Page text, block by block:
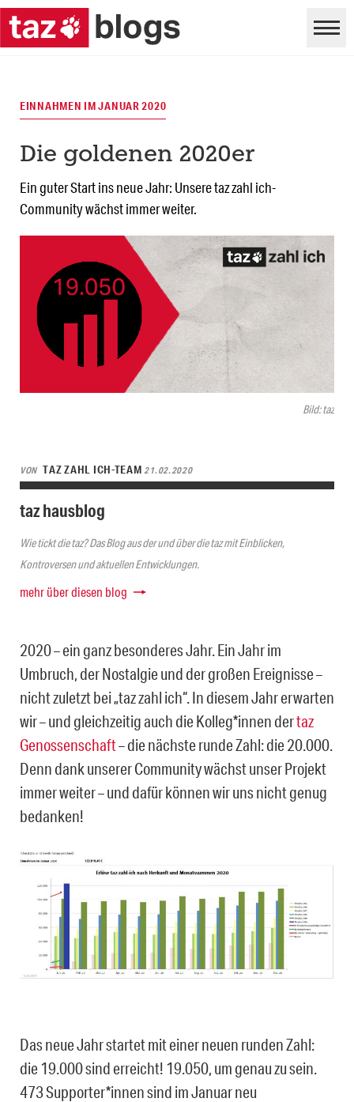
Bild: taz
EINNAHMEN IM JANUAR 2020
Die goldenen 2020er
Ein guter Start ins neue Jahr: Unsere taz zahl ich-
Community wächst immer weiter.
VON TAZ ZAHL ICH-TEAM21.02.2020
taz hausblog
Wie tickt die taz? Das Blog aus der und über die taz mit Einblicken,
Kontroversen und aktuellen Entwicklungen.
mehr über diesen blog
2020 – ein ganz besonderes Jahr. Ein Jahr im
Umbruch, der Nostalgie und der großen Ereignisse –
nicht zuletzt bei „taz zahl ich“. In diesem Jahr erwarten
wir – und gleichzeitig auch die Kolleg*innen dertaz
Genossenschaft– die nächste runde Zahl: die 20.000.
Denn dank unserer Community wächst unser Projekt
immer weiter – und dafür können wir uns nicht genug
bedanken!
Das neue Jahr startet mit einer neuen runden Zahl:
die 19.000 sind erreicht! 19.050, um genau zu sein.
473 Supporter*innen sind im Januar neu